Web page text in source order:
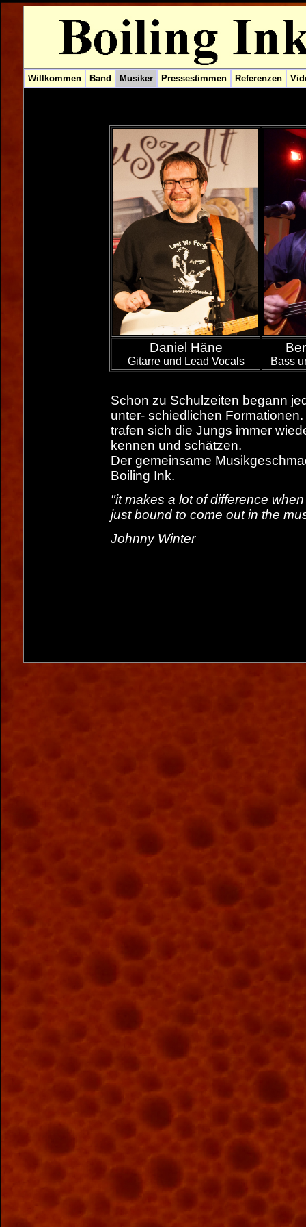
Willkommen Band Musiker Pressestimmen Referenzen
Daniel Häne
Gitarre und Lead Vocals Bass
Schon zu Schulzeiten begann
unter- schiedlichen
trafen sich die Jungs immer
kennen und schätzen.
Der gemeinsame
Boiling Ink.
"it makes a lot of difference
just bound to come out in the
Johnny Winter